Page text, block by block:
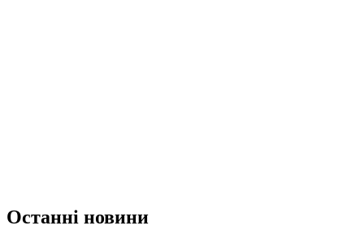
Останні новини